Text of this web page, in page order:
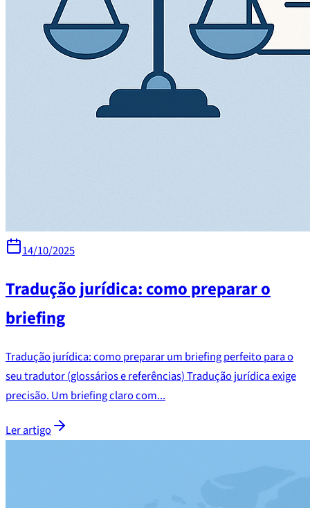
14/10/2025
Tradução jurídica: como preparar o
briefing
Tradução jurídica: como preparar um briefing perfeito para o
seu tradutor (glossários e referências) Tradução jurídica exige
precisão. Um briefing claro com...
Ler artigo